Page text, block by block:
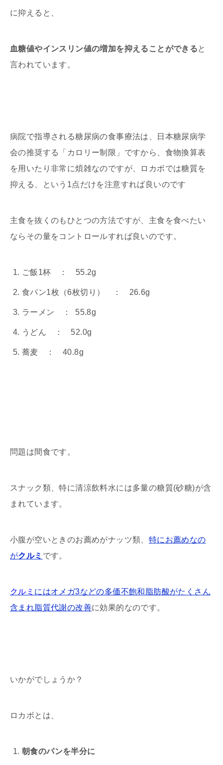
に抑えると、
血糖値やインスリン値の増加を抑えることができると
言われています。
病院で指導される糖尿病の食事療法は、日本糖尿病学
会の推奨する「カロリー制限」ですから、食物換算表
を用いたり非常に煩雑なのですが、ロカボでは糖質を
抑える、という1点だけを注意すれば良いのです
主食を抜くのもひとつの方法ですが、主食を食べたい
ならその量をコントロールすれば良いのです。
ご飯1杯 ： 55.2g
食パン1枚（6枚切り） ： 26.6g
ラーメン ： 55.8g
うどん ： 52.0g
蕎麦 ： 40.8g
問題は間食です。
スナック類、特に清涼飲料水には多量の糖質(砂糖)が含
まれています。
小腹が空いときのお薦めがナッツ類、 特にお薦めなの
がクルミ です。
クルミ にはオメガ3などの多価不飽和脂肪酸がたくさん
含まれ脂質代謝の改善に効果的なのです。
いかがでしょうか？
ロカボとは、
朝食のパンを半分に